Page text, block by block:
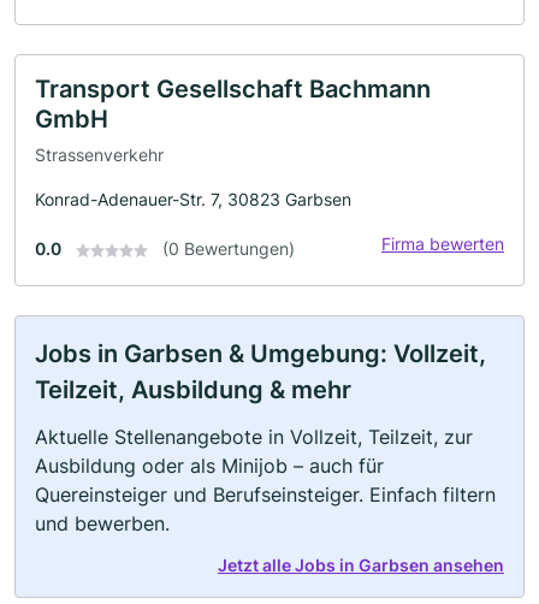
Transport Gesellschaft Bachmann
GmbH
Strassenverkehr
Konrad-Adenauer-Str. 7, 30823 Garbsen
0.0 (0 Bewertungen) Firma bewerten
Jobs in Garbsen & Umgebung: Vollzeit,
Teilzeit, Ausbildung & mehr
Aktuelle Stellenangebote in Vollzeit, Teilzeit, zur
Ausbildung oder als Minijob – auch für
Quereinsteiger und Berufseinsteiger. Einfach filtern
und bewerben.
Jetzt alle Jobs in Garbsen ansehen